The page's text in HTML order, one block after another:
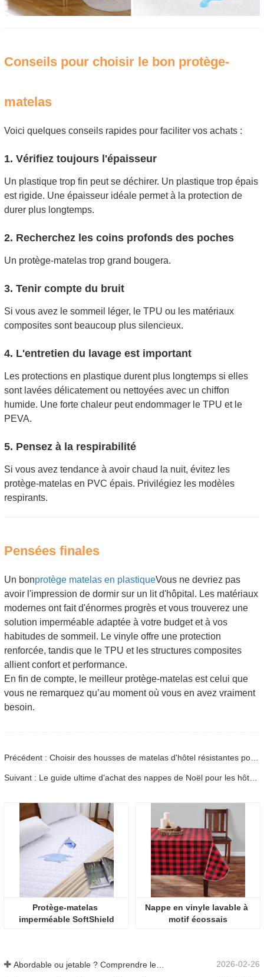
Conseils pour choisir le bon protège-
matelas
Voici quelques conseils rapides pour faciliter vos achats :
1. Vérifiez toujours l'épaisseur
Un plastique trop fin peut se déchirer. Un plastique trop épais
est rigide. Une épaisseur idéale permet à la protection de
durer plus longtemps.
2. Recherchez les coins profonds des poches
Un protège-matelas trop grand bougera.
3. Tenir compte du bruit
Si vous avez le sommeil léger, le TPU ou les matériaux
composites sont beaucoup plus silencieux.
4. L'entretien du lavage est important
Les protections en plastique durent plus longtemps si elles
sont lavées délicatement ou nettoyées avec un chiffon
humide. Une forte chaleur peut endommager le TPU et le
PEVA.
5. Pensez à la respirabilité
Si vous avez tendance à avoir chaud la nuit, évitez les
protège-matelas en PVC épais. Privilégiez les modèles
respirants.
Pensées finales
Un bonprotège matelas en plastiqueVous ne devriez pas
avoir l'impression de dormir sur un lit d'hôpital. Les matériaux
modernes ont fait d'énormes progrès et vous trouverez une
solution imperméable adaptée à votre budget et à vos
habitudes de sommeil. Le vinyle offre une protection
renforcée, tandis que le TPU et les structures composites
allient confort et performance.
En fin de compte, le meilleur protège-matelas est celui que
vous ne remarquez qu’au moment où vous en avez vraiment
besoin.
Protège-matelas
imperméable SoftShield
Nappe en vinyle lavable à
motif écossais
Abordable ou jetable ? Comprendre les nappes à prix réduit 2026-02-26